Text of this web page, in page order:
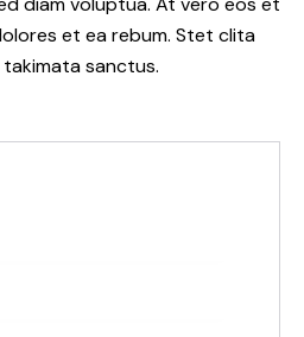
et ea rebum. Stet clita
sanctus.